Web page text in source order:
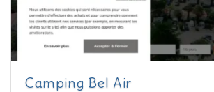
Camping Bel Air